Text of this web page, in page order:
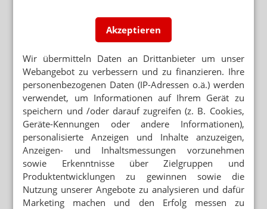
Akzeptieren
Wir übermitteln Daten an Drittanbieter um unser
Webangebot zu verbessern und zu finanzieren. Ihre
personenbezogenen Daten (IP-Adressen o.ä.) werden
verwendet, um Informationen auf Ihrem Gerät zu
speichern und /oder darauf zugreifen (z. B. Cookies,
Geräte-Kennungen oder andere Informationen),
personalisierte Anzeigen und Inhalte anzuzeigen,
Anzeigen- und Inhaltsmessungen vorzunehmen
sowie Erkenntnisse über Zielgruppen und
Produktentwicklungen zu gewinnen sowie die
Nutzung unserer Angebote zu analysieren und dafür
Marketing machen und den Erfolg messen zu
So soll die Rezept-App der ABDA funktionieren
Möhre, Esel, Apotheker
EIGENE APP
Nun doch: DAV plant Rezept-App
APOTHEKENSTÄRKUNGSGESETZ
ABDA: Keine Lieferdienste, keine Abholfächer,
keine Rezeptmakler
ADEXA/BVPTA-STELLUNGNAHME
Kritik an Reform: Spahn schwächt die PTA